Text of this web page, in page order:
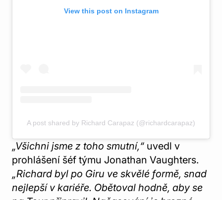
View this post on Instagram
A post shared by Richard Carapaz (@richardcarapaz)
„Všichni jsme z toho smutní,“ uvedl v
prohlášení šéf týmu Jonathan Vaughters.
„Richard byl po Giru ve skvělé formě, snad
nejlepší v kariéře. Obětoval hodně, aby se